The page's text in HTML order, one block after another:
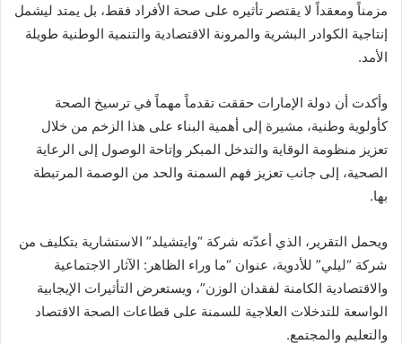
مزمناً ومعقداً لا يقتصر تأثيره على صحة الأفراد فقط، بل يمتد ليشمل
إنتاجية الكوادر البشرية والمرونة الاقتصادية والتنمية الوطنية طويلة
الأمد.
وأكدت أن دولة الإمارات حققت تقدماً مهماً في ترسيخ الصحة
كأولوية وطنية، مشيرة إلى أهمية البناء على هذا الزخم من خلال
تعزيز منظومة الوقاية والتدخل المبكر وإتاحة الوصول إلى الرعاية
الصحية، إلى جانب تعزيز فهم السمنة والحد من الوصمة المرتبطة
بها.
ويحمل التقرير، الذي أعدّته شركة “وايتشيلد” الاستشارية بتكليف من
شركة “ليلي” للأدوية، عنوان “ما وراء الظاهر: الآثار الاجتماعية
والاقتصادية الكامنة لفقدان الوزن”، ويستعرض التأثيرات الإيجابية
الواسعة للتدخلات العلاجية للسمنة على قطاعات الصحة الاقتصاد
والتعليم والمجتمع.